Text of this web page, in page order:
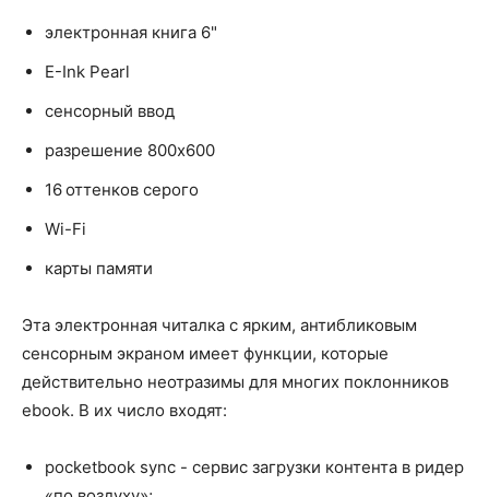
электронная книга 6"
E-Ink Pearl
сенсорный ввод
разрешение 800x600
16 оттенков серого
Wi-Fi
карты памяти
Эта электронная читалка с ярким, антибликовым
сенсорным экраном имеет функции, которые
действительно неотразимы для многих поклонников
ebook. В их число входят:
pocketbook sync - сервис загрузки контента в ридер